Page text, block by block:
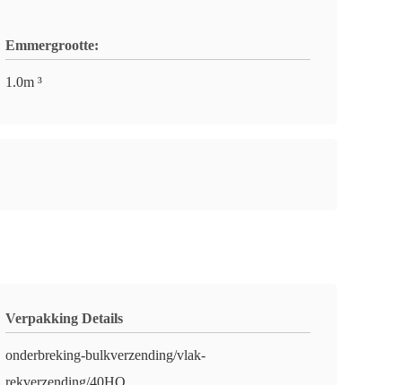
Emmergrootte:
1.0m ³
Verpakking Details
onderbreking-bulkverzending/vlak-
rekverzending/40HQ